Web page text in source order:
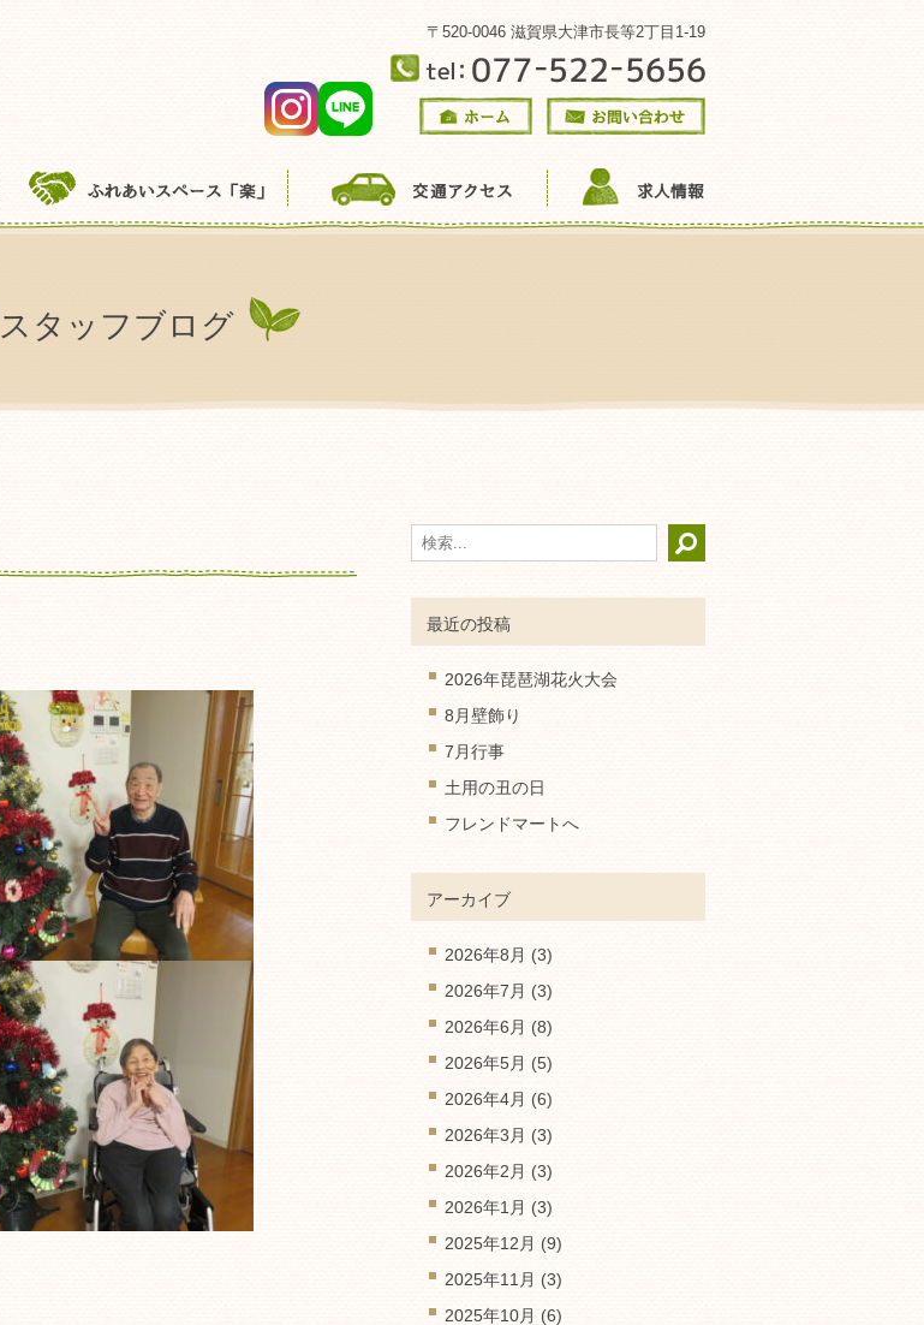
〒520-0046 滋賀県大津市長等2丁目1-19
スタッフブログ
最近の投稿
2026年琵琶湖花火大会
8月壁飾り
7月行事
土用の丑の日
フレンドマートへ
アーカイブ
2026年8月 (3)
2026年7月 (3)
2026年6月 (8)
2026年5月 (5)
2026年4月 (6)
2026年3月 (3)
2026年2月 (3)
2026年1月 (3)
2025年12月 (9)
2025年11月 (3)
2025年10月 (6)